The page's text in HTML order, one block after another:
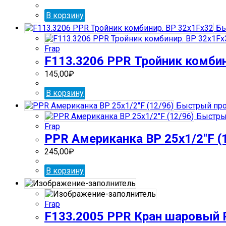
В корзину
Frap
F113.3206 PPR Тройник
145,00₽
В корзину
Быстрый
Frap
PPR Американка ВР 25х1/2″F
245,00₽
В корзину
Frap
F133.2005 PPR Кран шаровый